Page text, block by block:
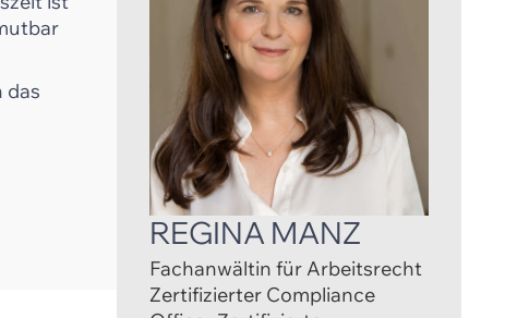
das
REGINA MANZ
Fachanwältin für Arbeitsrecht
Zertifizierter Compliance